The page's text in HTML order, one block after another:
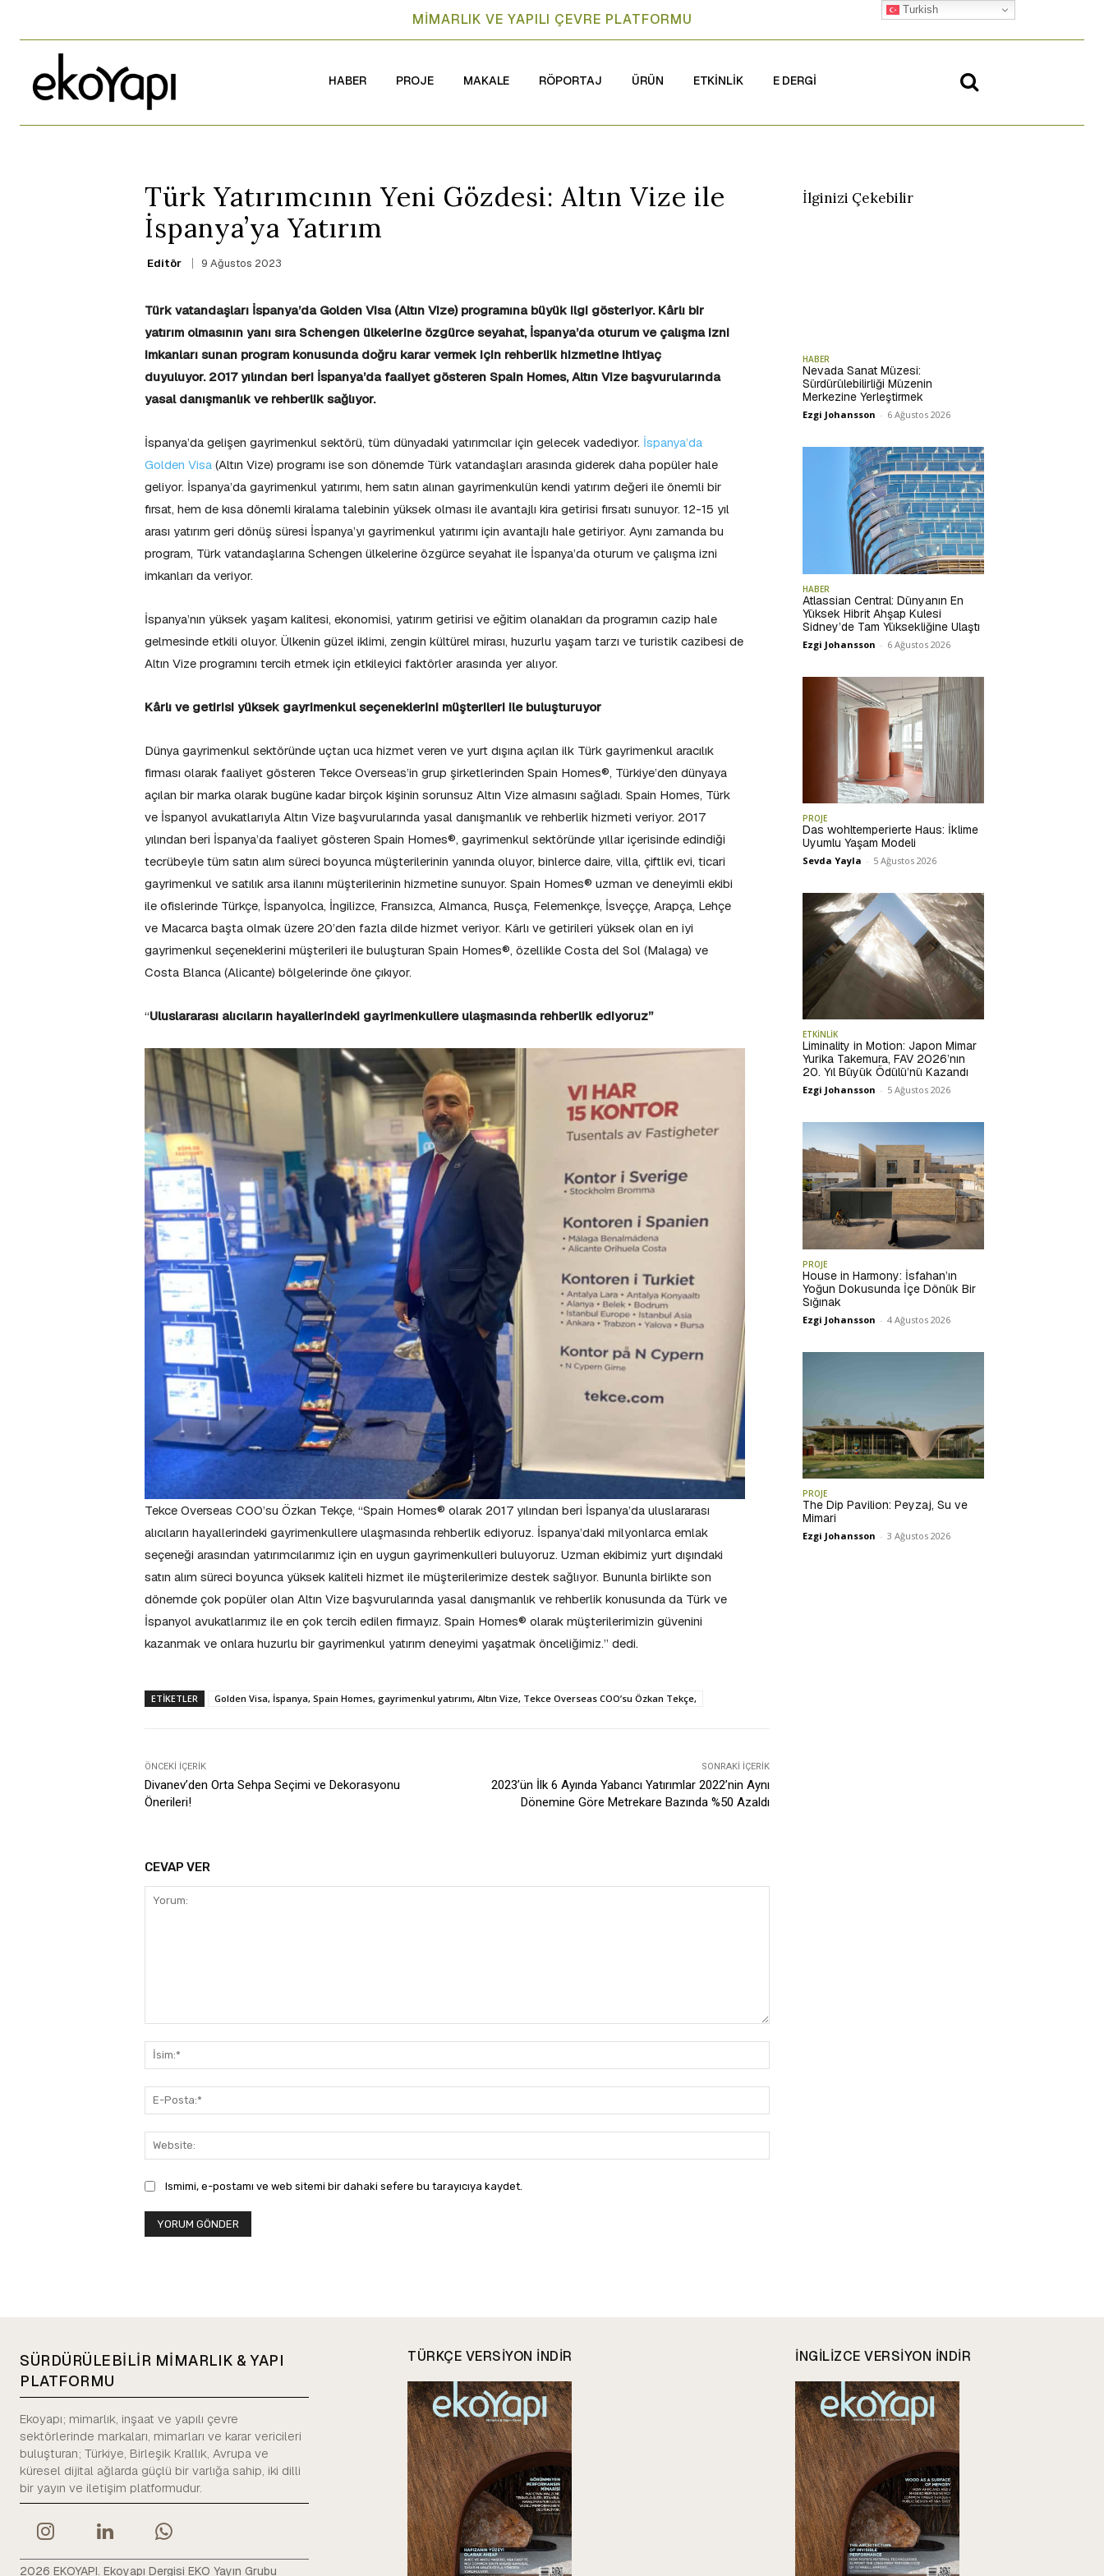
MİMARLIK VE YAPILI ÇEVRE PLATFORMU
HABER PROJE MAKALE RÖPORTAJ ÜRÜN ETKİNLİK E DERGİ
Türk Yatırımcının Yeni Gözdesi: Altın Vize ile
İspanya’ya Yatırım
Editör 9 Ağustos 2023
Türk vatandaşları İspanya’da Golden Visa (Altın Vize) programına büyük ilgi gösteriyor. Kârlı bir
yatırım olmasının yanı sıra Schengen ülkelerine özgürce seyahat, İspanya’da oturum ve çalışma izni
imkanları sunan program konusunda doğru karar vermek için rehberlik hizmetine ihtiyaç
duyuluyor. 2017yılından beri İspanya’da faaliyet gösteren Spain Homes, Altın Vize başvurularında
yasal danışmanlık ve rehberlik sağlıyor.
İspanya’da gelişen gayrimenkul sektörü, tüm dünyadaki yatırımcılar için gelecek vadediyor. İspanya’da
Golden Visa (Altın Vize) programı ise son dönemde Türk vatandaşları arasında giderek daha popüler hale
geliyor. İspanya’da gayrimenkul yatırımı, hem satın alınan gayrimenkulün kendi yatırım değeri ile önemli bir
fırsat, hem de kısa dönemli kiralama talebinin yüksek olması ile avantajlı kira getirisi fırsatı sunuyor. 12-15 yıl
arası yatırım geri dönüş süresi İspanya’yı gayrimenkul yatırımı için avantajlı hale getiriyor. Aynı zamanda bu
program, Türk vatandaşlarına Schengen ülkelerine özgürce seyahat ile İspanya’da oturum ve çalışma izni
imkanları da veriyor.
İspanya’nın yüksek yaşam kalitesi, ekonomisi, yatırım getirisi ve eğitim olanakları da programın cazip hale
gelmesinde etkili oluyor. Ülkenin güzel iklimi, zengin kültürel mirası, huzurlu yaşam tarzı ve turistik cazibesi de
Altın Vize programını tercih etmek için etkileyici faktörler arasında yer alıyor.
Kârlı ve getirisi yüksek gayrimenkul seçeneklerini müşterileri ile buluşturuyor
Dünya gayrimenkul sektöründe uçtan uca hizmet veren ve yurt dışına açılan ilk Türk gayrimenkul aracılık
firması olarak faaliyet gösteren Tekce Overseas’in grup şirketlerinden Spain Homes®, Türkiye’den dünyaya
açılan bir marka olarak bugüne kadar birçok kişinin sorunsuz Altın Vize almasını sağladı. Spain Homes, Türk
ve İspanyol avukatlarıyla Altın Vize başvurularında yasal danışmanlık ve rehberlik hizmeti veriyor. 2017
yılından beri İspanya’da faaliyet gösteren Spain Homes®, gayrimenkul sektöründe yıllar içerisinde edindiği
tecrübeyle tüm satın alım süreci boyunca müşterilerinin yanında oluyor, binlerce daire, villa, çiftlik evi, ticari
gayrimenkul ve satılık arsa ilanını müşterilerinin hizmetine sunuyor. Spain Homes® uzman ve deneyimli ekibi
ile ofislerinde Türkçe, İspanyolca, İngilizce, Fransızca, Almanca, Rusça, Felemenkçe, İsveççe, Arapça, Lehçe
ve Macarca başta olmak üzere 20’den fazla dilde hizmet veriyor. Kârlı ve getirileri yüksek olan en iyi
gayrimenkul seçeneklerini müşterileri ile buluşturan Spain Homes®, özellikle Costa del Sol (Malaga) ve
Costa Blanca (Alicante) bölgelerinde öne çıkıyor.
“Uluslararası alıcıların hayallerindeki gayrimenkullere ulaşmasında rehberlik ediyoruz”
Tekce Overseas COO’su Özkan Tekçe, “Spain Homes® olarak 2017 yılından beri İspanya’da uluslararası
alıcıların hayallerindeki gayrimenkullere ulaşmasında rehberlik ediyoruz. İspanya’daki milyonlarca emlak
seçeneği arasından yatırımcılarımız için en uygun gayrimenkulleri buluyoruz. Uzman ekibimiz yurt dışındaki
satın alım süreci boyunca yüksek kaliteli hizmet ile müşterilerimize destek sağlıyor. Bununla birlikte son
dönemde çok popüler olan Altın Vize başvurularında yasal danışmanlık ve rehberlik konusunda da Türk ve
İspanyol avukatlarımız ile en çok tercih edilen firmayız. Spain Homes® olarak müşterilerimizin güvenini
kazanmak ve onlara huzurlu bir gayrimenkul yatırım deneyimi yaşatmak önceliğimiz.” dedi.
ETIKETLER Golden Visa, İspanya, Spain Homes, gayrimenkul yatırımı, Altın Vize, Tekce Overseas COO’su Özkan Tekçe,
ÖNCEKI İÇERIK
Divanev’den Orta Sehpa Seçimi ve Dekorasyonu
Önerileri!
SONRAKI İÇERIK
2023’ün İlk 6 Ayında Yabancı Yatırımlar 2022’nin Aynı
Dönemine Göre Metrekare Bazında %50 Azaldı
CEVAP VER
Posta:*
Ismimi, e-postamı ve web sitemi bir dahaki sefere bu tarayıcıya kaydet.
İlginizi Çekebilir
HABER
Nevada Sanat Müzesi:
Sürdürülebilirliği Müzenin
Merkezine Yerleştirmek
Ezgi Johansson - 6 Ağustos 2026
HABER
Atlassian Central: Dünyanın En
Yüksek Hibrit Ahşap Kulesi
Sidney’de Tam Yüksekliğine Ulaştı
Ezgi Johansson - 6 Ağustos 2026
PROJE
Das wohltemperierte Haus: İklime
Uyumlu Yaşam Modeli
Sevda Yayla - 5 Ağustos 2026
ETKİNLİK
Liminality in Motion: Japon Mimar
Yurika Takemura, FAV 2026’nın
20. Yıl Büyük Ödülü’nü Kazandı
Ezgi Johansson - 5 Ağustos 2026
PROJE
House in Harmony: İsfahan’ın
Yoğun Dokusunda İçe Dönük Bir
Sığınak
Ezgi Johansson - 4 Ağustos 2026
PROJE
The Dip Pavilion: Peyzaj, Su ve
Mimari
Ezgi Johansson - 3 Ağustos 2026
SÜRDÜRÜLEBİLİR MİMARLIK & YAPI
PLATFORMU
Ekoyapı; mimarlık, inşaat ve yapılı çevre
sektörlerinde markaları, mimarları ve karar vericileri
buluşturan; Türkiye, Birleşik Krallık, Avrupa ve
küresel dijital ağlarda güçlü bir varlığa sahip, iki dilli
bir yayın ve iletişim platformudur.
2026 EKOYAPI. Ekoyapı Dergisi EKO Yayın Grubu
TÜRKÇE VERSIYON INDIR INGILIZCE VERSIYON INDIR
Turkish